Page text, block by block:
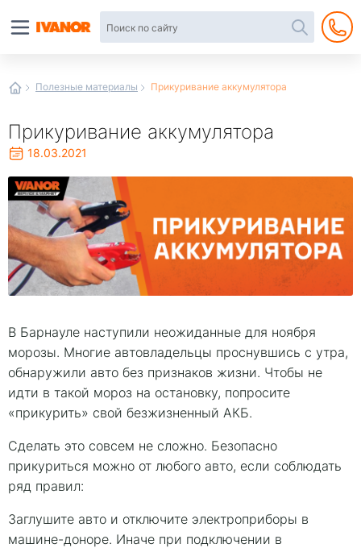
Полезные материалы Прикуривание аккумулятора
Прикуривание аккумулятора
18.03.2021
В Барнауле наступили неожиданные для ноября
морозы. Многие автовладельцы проснувшись с утра,
обнаружили авто без признаков жизни. Чтобы не
идти в такой мороз на остановку, попросите
«прикурить» свой безжизненный АКБ.
Сделать это совсем не сложно. Безопасно
прикуриться можно от любого авто, если соблюдать
ряд правил:
Заглушите авто и отключите электроприборы в
машине-доноре. Иначе при подключении в
интернет-